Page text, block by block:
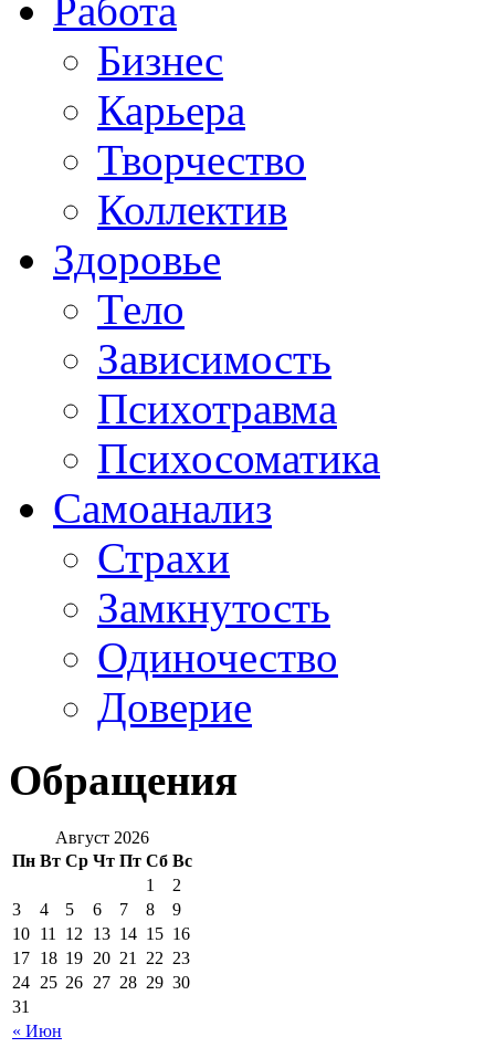
Работа
Бизнес
Карьера
Творчество
Коллектив
Здоровье
Тело
Зависимость
Психотравма
Психосоматика
Самоанализ
Страхи
Замкнутость
Одиночество
Доверие
Обращения
Август 2026
Пн Вт Ср Чт Пт Сб Вс
« Июн
1
2
3
4 5 6 7 8
9
10 11 12 13 14 15 16
17 18 19 20 21 22 23
24 25 26 27 28 29 30
31